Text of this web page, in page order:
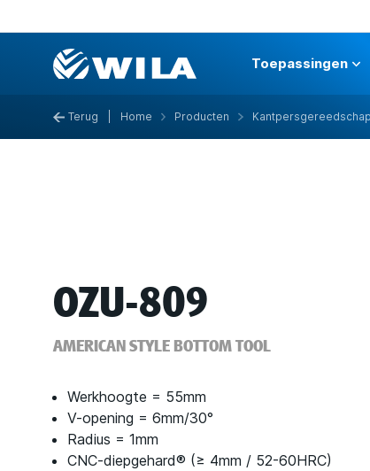
Toepassingen
Terug Home Producten
OZU-809
AMERICAN STYLE BOTTOM TOOL
Werkhoogte = 55mm
V-opening = 6mm/30°
Radius = 1mm
CNC-diepgehard® (≥ 4mm / 52-60HRC)